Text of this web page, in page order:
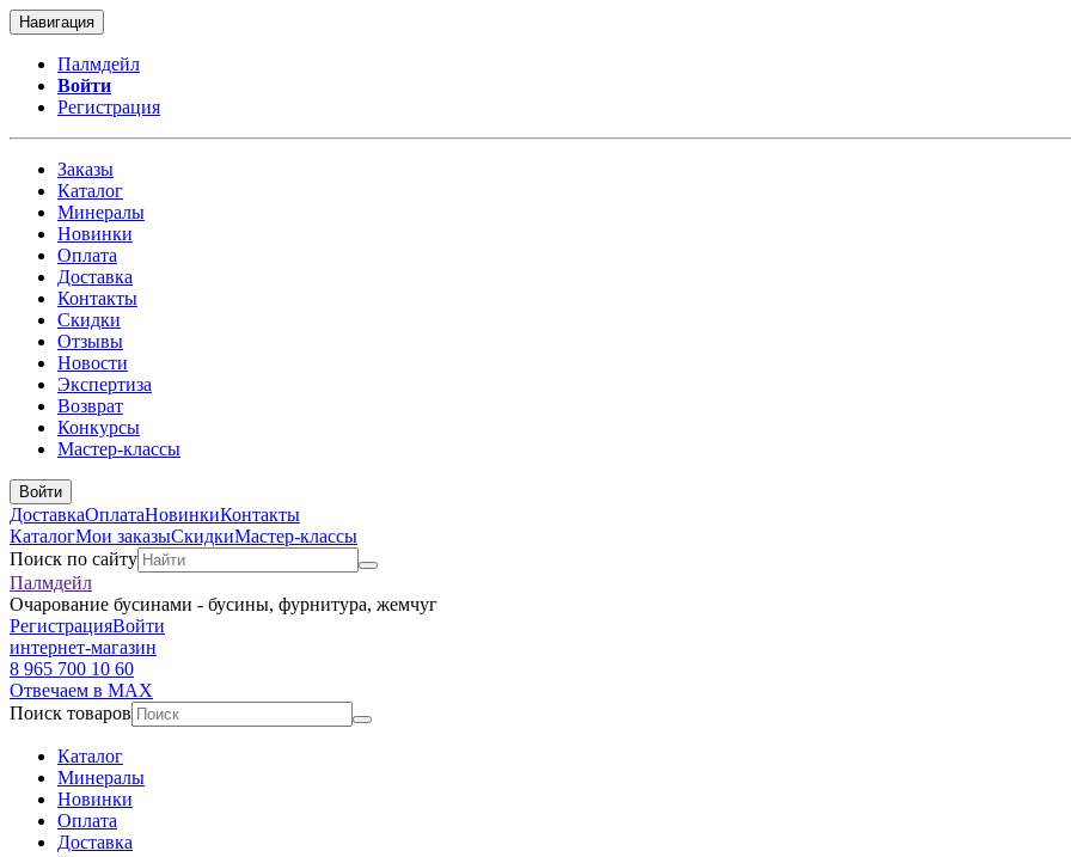
Навигация
Палмдейл
Войти
Регистрация
Заказы
Каталог
Минералы
Новинки
Оплата
Доставка
Контакты
Скидки
Отзывы
Новости
Экспертиза
Возврат
Конкурсы
Мастер-классы
Войти
ДоставкаОплатаНовинкиКонтакты
КаталогМои заказыСкидкиМастер-классы
Поиск по сайту
Палмдейл
Очарование бусинами - бусины, фурнитура, жемчуг
РегистрацияВойти
интернет-магазин
8 965 700 10 60
Отвечаем в MAX
Поиск товаров
Каталог
Минералы
Новинки
Оплата
Доставка